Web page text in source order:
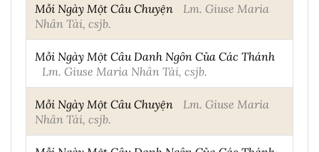
Mỗi Ngày Một Câu Chuyện
Lm. Giuse Maria
Nhân Tài, csjb.
Mỗi Ngày Một Câu Danh Ngôn Của Các Thánh
Lm. Giuse Maria Nhân Tài, csjb.
Mỗi Ngày Một Câu Chuyện
Lm. Giuse Maria
Nhân Tài, csjb.